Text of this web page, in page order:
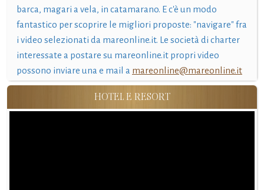
barca, magari a vela, in catamarano. E c'è un modo
fantastico per scoprire le migliori proposte: "navigare" fra
i video selezionati da mareonline.it. Le società di charter
interessate a postare su mareonline.it propri video
possono inviare una e mail a mareonline@mareonline.it
HOTEL E RESORT